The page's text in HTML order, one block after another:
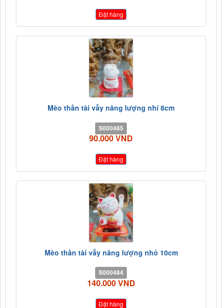
Đặt hàng
Mèo thần tài vẫy năng lượng nhí 8cm
S000485
90.000 VND
Đặt hàng
Mèo thần tài vẫy năng lượng nhỏ 10cm
S000484
140.000 VND
Đặt hàng